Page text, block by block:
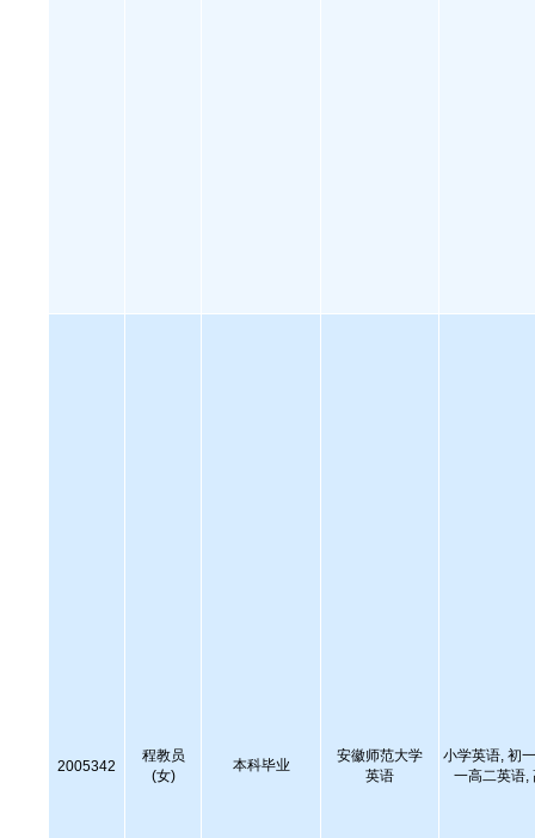
2005342
程教员
(女)
本科毕业
安徽师范大学
英语
小学英语, 初
一高二英语,